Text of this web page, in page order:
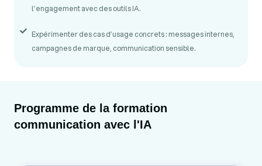
l’engagement avec des outils IA.
Expérimenter des cas d’usage concrets : messages internes,
campagnes de marque, communication sensible.
Programme de la formation
communication avec l'IA